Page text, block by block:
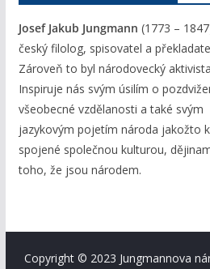
Josef Jakub Jungmann (1773 –
český filolog, spisovatel a
Zároveň to byl národovecký
Inspiruje nás svým úsilím o
všeobecné vzdělanosti a také svým
jazykovým pojetím národa jakožto
spojené společnou kulturou,
toho, že jsou národem.
Copyright © 2023 Jungmannova